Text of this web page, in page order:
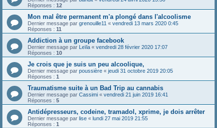
Réponses : 12
Mon mal être permanent m'a plongé dans l'alcoolisme
Dernier message par grenouille11 « vendredi 13 mars 2020 0:45
Réponses : 11
Addiction à un groupe facebook
Dernier message par Leïla « vendredi 28 février 2020 17:07
Réponses : 10
Je crois que je suis un peu alcoolique,
Dernier message par poussière « jeudi 31 octobre 2019 20:05
Réponses : 1
Traumatisme suite à un Bad Trip au cannabis
Dernier message par Cassimi « vendredi 21 juin 2019 16:41
Réponses : 5
Antidépresseurs, codeine, tramadol, xprime, je dois arrêter
Dernier message par lise « lundi 27 mai 2019 21:55
Réponses : 1